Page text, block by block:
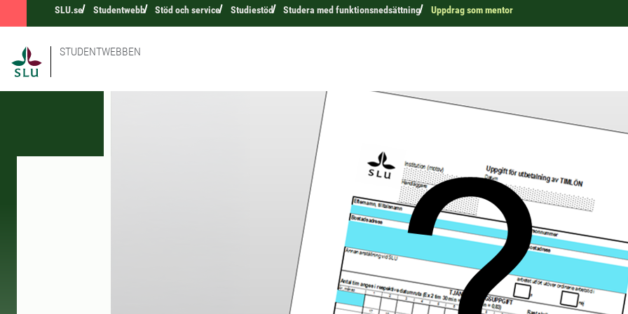
SLU.se Studentwebb Stöd och service Studiestöd Studera med funktionsnedsättning Uppdrag som mentor
STUDENTWEBBEN